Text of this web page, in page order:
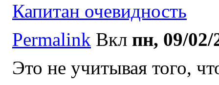
Капитан очевидность
Permalink Вкл пн, 09/02/
Это не учитывая того,